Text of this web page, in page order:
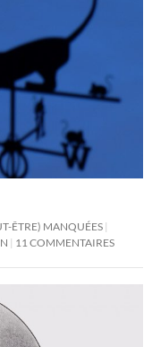
ÊTRE) MANQUÉES
11 COMMENTAIRES